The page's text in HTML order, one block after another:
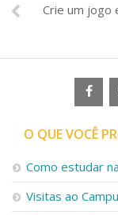
Crie um jogo
O QUE VOCÊ
Como estudar
Visitas ao